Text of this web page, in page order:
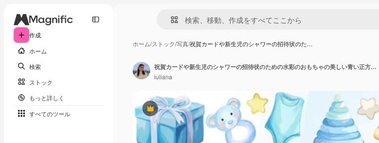
作成
ホーム
検索
ストック
もっと詳しく
すべてのツール
ホーム/ストック/写真/祝賀カードや新生児のシャワーの招待状のた…
Premium
祝賀カードや新生児のシャワーの招待状のための水彩のおもちゃの美しい青い正方形のフレーム
iuliana